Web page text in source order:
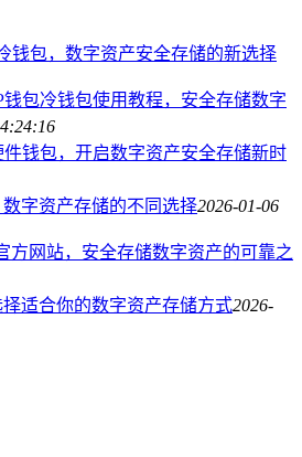
钱包，数字资产安全存储的新选择
包冷钱包使用教程，安全存储数字
钱包，开启数字资产安全存储新时
字资产存储的不同选择2026-01-06
方网站，安全存储数字资产的可靠之
适合你的数字资产存储方式2026-